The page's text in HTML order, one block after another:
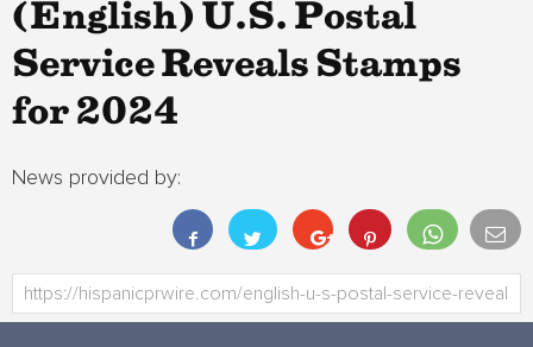
(English) U.S. Postal
Service Reveals Stamps
for 2024
News provided by: